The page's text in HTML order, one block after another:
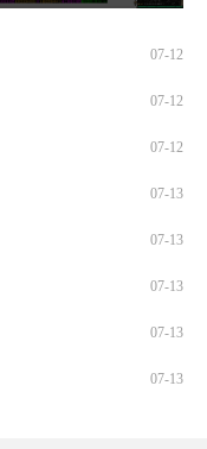
07-12
07-12
07-12
07-13
07-13
07-13
07-13
07-13